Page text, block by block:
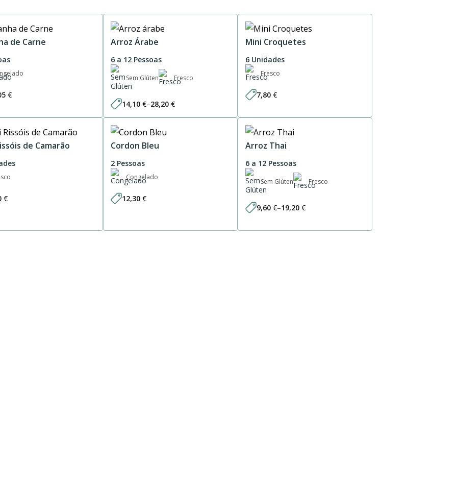
de Carne
€
Arroz Árabe
6 a 12 Pessoas
Sem Glúten Fresco
14,10 €–28,20 €
Price
range:
through
28,20 €
Mini Croquetes
6 Unidades
Fresco
7,80 €
de Camarão
€
Cordon Bleu
2 Pessoas
Congelado
12,30 €
Arroz Thai
6 a 12 Pessoas
Sem Glúten Fresco
9,60 €–19,20 €
Price
9,60 €